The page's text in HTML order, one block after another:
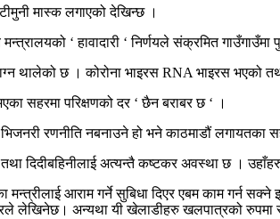
मास्क लगाएको देखिन्छ ।
‘ हावादारी ‘ निर्णयले संक्रमित गाउँगाउँमा
थालेको छ । कोरोना भाइरस RNA भाइरस भएको
सहरमा परिक्षणको दर ‘ छैन बराबर छ ‘ ।
रणनीति नबनाउने हो भने काठमाडौं लगायतका
दिदीबहिनीलाई अत्यन्तै कष्टकर अवस्था छ ।
मन्त्रीलाई आराम गर्ने सुबिधा दिएर एबम काम गर्न
लेखिनेछ। अन्यथा यी खेलाडीहरु खलपात्रको रुपमा